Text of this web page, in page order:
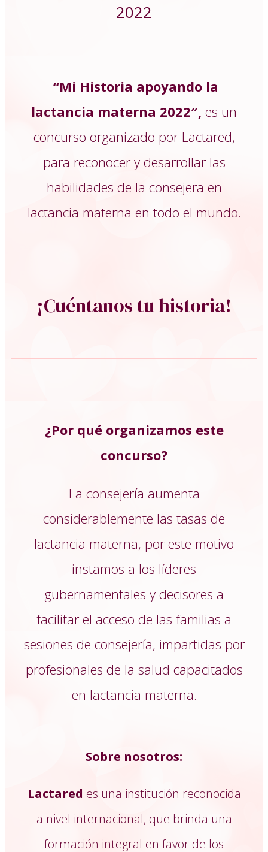
2022
“Mi Historia apoyando la
lactancia materna 2022″, es un
concurso organizado por Lactared,
para reconocer y desarrollar las
habilidades de la consejera en
lactancia materna en todo el mundo.
¡Cuéntanos tu historia!
¿Por qué organizamos este
concurso?
La consejería aumenta
considerablemente las tasas de
lactancia materna, por este motivo
instamos a los líderes
gubernamentales y decisores a
facilitar el acceso de las familias a
sesiones de consejería, impartidas por
profesionales de la salud capacitados
en lactancia materna.
Sobre nosotros:
Lactared es una institución reconocida
a nivel internacional, que brinda una
formación integral en favor de los